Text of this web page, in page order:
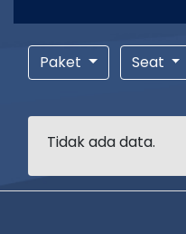
Paket Seat
Tidak ada data.